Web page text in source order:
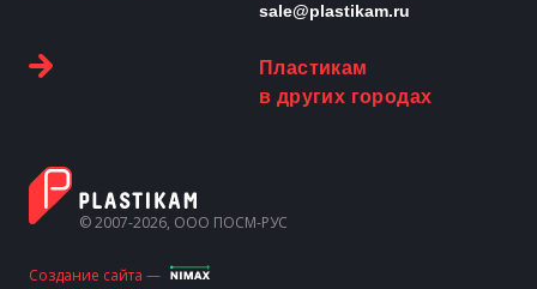
sale@plastikam.ru
Пластикам
в других городах
© 2007-2026, ООО ПОСМ-РУС
Создание сайта —